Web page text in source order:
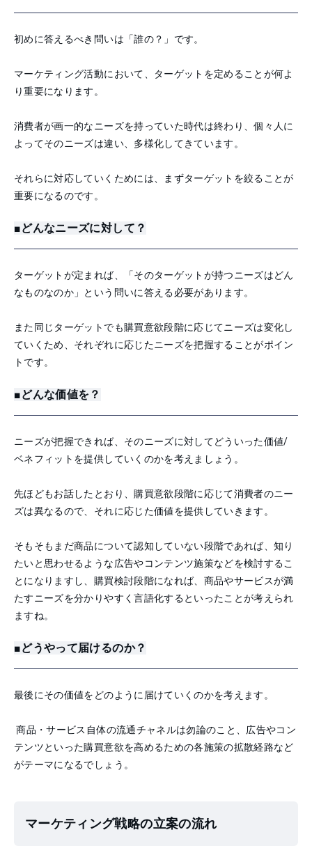
初めに答えるべき問いは「誰の？」です。
マーケティング活動において、ターゲットを定めることが何よ
り重要になります。
消費者が画一的なニーズを持っていた時代は終わり、個々人に
よってそのニーズは違い、多様化してきています。
それらに対応していくためには、まずターゲットを絞ることが
重要になるのです。
■どんなニーズに対して？
ターゲットが定まれば、「そのターゲットが持つニーズはどん
なものなのか」という問いに答える必要があります。
また同じターゲットでも購買意欲段階に応じてニーズは変化し
ていくため、それぞれに応じたニーズを把握することがポイン
トです。
■どんな価値を？
ニーズが把握できれば、そのニーズに対してどういった価値/
ベネフィットを提供していくのかを考えましょう。
先ほどもお話したとおり、購買意欲段階に応じて消費者のニー
ズは異なるので、それに応じた価値を提供していきます。
そもそもまだ商品について認知していない段階であれば、知り
たいと思わせるような広告やコンテンツ施策などを検討するこ
とになりますし、購買検討段階になれば、商品やサービスが満
たすニーズを分かりやすく言語化するといったことが考えられ
ますね。
■どうやって届けるのか？
最後にその価値をどのように届けていくのかを考えます。
商品・サービス自体の流通チャネルは勿論のこと、広告やコン
テンツといった購買意欲を高めるための各施策の拡散経路など
がテーマになるでしょう。
マーケティング戦略の立案の流れ